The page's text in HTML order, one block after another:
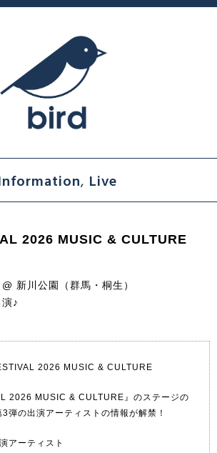
, Live
2026 MUSIC & CULTURE
新川公園（群馬・桐生）
♪
2026 MUSIC & CULTURE
2026 MUSIC & CULTURE』のステージの
弾の出演アーティストの情報が解禁！
アーティスト